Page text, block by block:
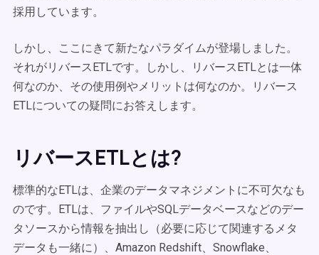
採用しています。
しかし、ここにきて新たなパラダイムが登場しました。
それがリバースETLです。しかし、リバースETLとは一体
何なのか、その使用例やメリットは何なのか。リバース
ETLについての疑問にお答えします。
リバースETLとは?
標準的なETLは、企業のデータマネジメントに不可欠なも
のです。ETLは、ファイルやSQLデータベースなどのデー
タソースから情報を抽出し（必要に応じて関連するメタ
データも一緒に）、Amazon Redshift、Snowflake、